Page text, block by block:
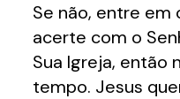
Se não, entre em
acerte com o
Sua Igreja, então
tempo. Jesus